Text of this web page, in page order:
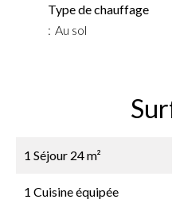
Type de chauffage
Au sol
1 Séjour 24 m²
1 Cuisine équipée